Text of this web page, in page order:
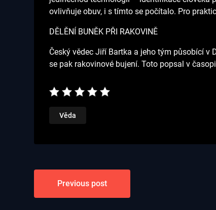
ovlivňuje obuv, i s tímto se počítalo. Pro
DĚLĚNÍ BUNĚK PŘI RAKOVINĚ
Český vědec Jiří Bartka a jeho tým působící
se pak rakovinové bujení. Toto popsal v
Věda
Navigace
pro
Previous post